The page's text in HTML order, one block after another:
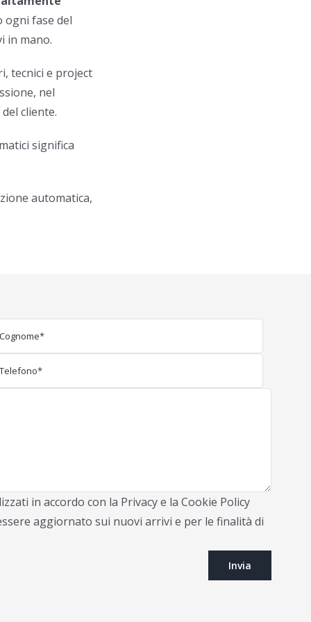
fase del
in mano.
tecnici e project
nel
cliente.
significa
automatica,
in accordo con la Privacy e la Cookie Policy
aggiornato sui nuovi arrivi e per le finalità di